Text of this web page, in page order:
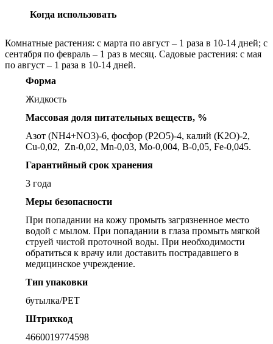
Когда использовать
Комнатные растения: с марта по август – 1 раза в 10-14 дней; с
сентября по февраль – 1 раз в месяц. Садовые растения: с мая
по август – 1 раза в 10-14 дней.
Форма
Жидкость
Массовая доля питательных веществ, %
Азот (NH4+NO3)-6, фосфор (P2O5)-4, калий (K2O)-2,
Cu-0,02, Zn-0,02, Mn-0,03, Mo-0,004, B-0,05, Fe-0,045.
Гарантийный срок хранения
3 года
Меры безопасности
При попадании на кожу промыть загрязненное место
водой с мылом. При попадании в глаза промыть мягкой
струей чистой проточной воды. При необходимости
обратиться к врачу или доставить пострадавшего в
медицинское учреждение.
Тип упаковки
бутылка/PET
Штрихкод
4660019774598